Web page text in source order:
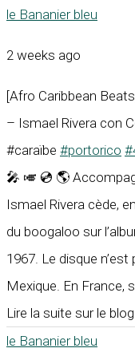
le Bananier bleu
2 weeks ago
[Afro Caribbean
– Ismael Rivera con
#caraïbe #portorico
🎤 🎺 💿 🌎
Ismael Rivera cède,
du boogaloo sur
1967. Le disque
Mexique. En France,
Lire la suite sur le
le Bananier bleu